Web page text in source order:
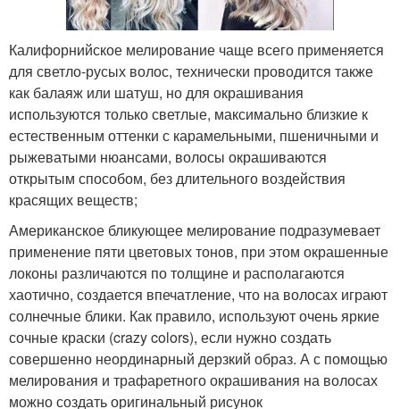
Калифорнийское мелирование чаще всего применяется
для светло-русых волос, технически проводится также
как балаяж или шатуш, но для окрашивания
используются только светлые, максимально близкие к
естественным оттенки с карамельными, пшеничными и
рыжеватыми нюансами, волосы окрашиваются
открытым способом, без длительного воздействия
красящих веществ;
Американское бликующее мелирование подразумевает
применение пяти цветовых тонов, при этом окрашенные
локоны различаются по толщине и располагаются
хаотично, создается впечатление, что на волосах играют
солнечные блики. Как правило, используют очень яркие
сочные краски (crazy colors), если нужно создать
совершенно неординарный дерзкий образ. А с помощью
мелирования и трафаретного окрашивания на волосах
можно создать оригинальный рисунок